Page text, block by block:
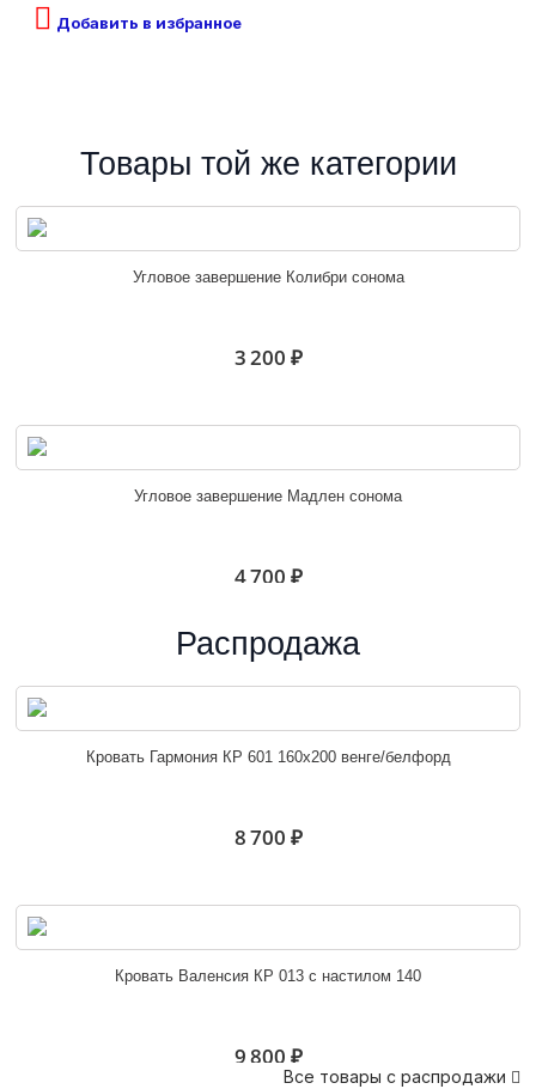
Добавить в избранное
Товары той же категории
Угловое завершение Колибри сонома
3 200 ₽
Угловое завершение Мадлен сонома
4 700 ₽
Распродажа
Кровать Гармония КР 601 160х200 венге/белфорд
8 700 ₽
Кровать Валенсия КР 013 с настилом 140
9 800 ₽
Все товары с распродажи 